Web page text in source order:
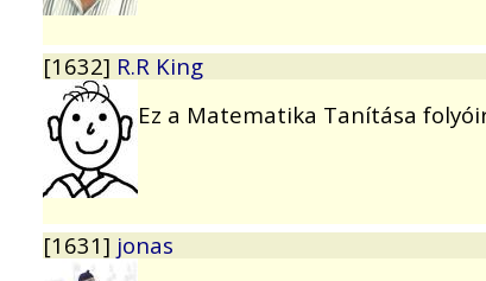
[1632] R.R King
Ez a Matematika Tanítása
[1631] jonas